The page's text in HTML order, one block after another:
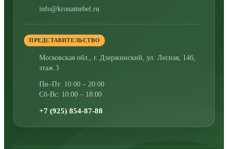
info@kronamebel.ru
ПРЕДСТАВИТЕЛЬСТВО
Московская обл., г. Дзержинский ул. Лесная, 14б,
этаж 3
Пн–Пт: 10:00 – 20:00
Сб-Вс: 10:00 – 18:00
+7 (925) 854-87-88